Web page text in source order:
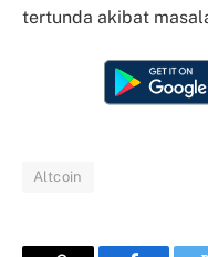
tertunda akibat
Altcoin